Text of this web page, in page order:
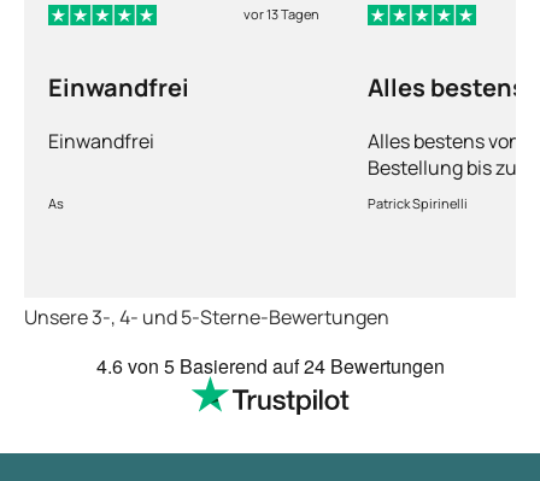
vor 13 Tagen
Einwandfrei
Einwandfrei
As
Alles bestens
Alles bestens von
Bestellung bis zur
Ware sorgfältig
schnelle
Patrick Spirinelli
Unsere 3-, 4- und 5-Sterne-Bewertungen
4.6von 5 Basierend auf24 Bewertungen